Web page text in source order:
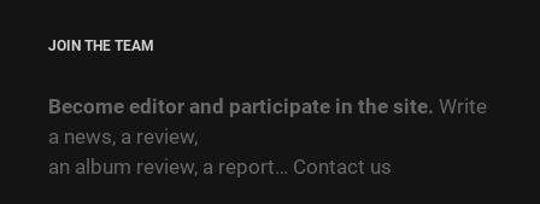
JOIN THE TEAM
Become editor and participate in the site. Write
a news, a review,
an album review, a report… Contact us